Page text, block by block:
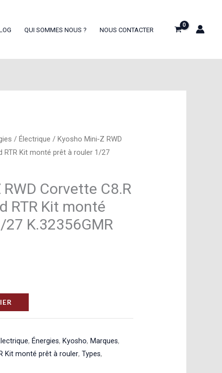
QUI SOMMES NOUS ? NOUS CONTACTER
/Électrique / Kyosho Mini‑Z RWD
RTR Kit monté prêt à rouler 1/27
Corvette C8.R
RTR Kit monté
K.32356GMR
, Énergies, Kyosho, Marques,
Kit monté prêt à rouler,Types,